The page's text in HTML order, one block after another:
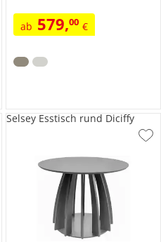
ab 579,00 €
Selsey Esstisch rund Diciffy